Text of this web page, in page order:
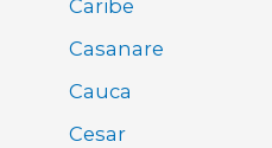
Caribe
Casanare
Cauca
Cesar